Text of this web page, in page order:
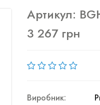
Артикул:
3 267 грн
Виробник: